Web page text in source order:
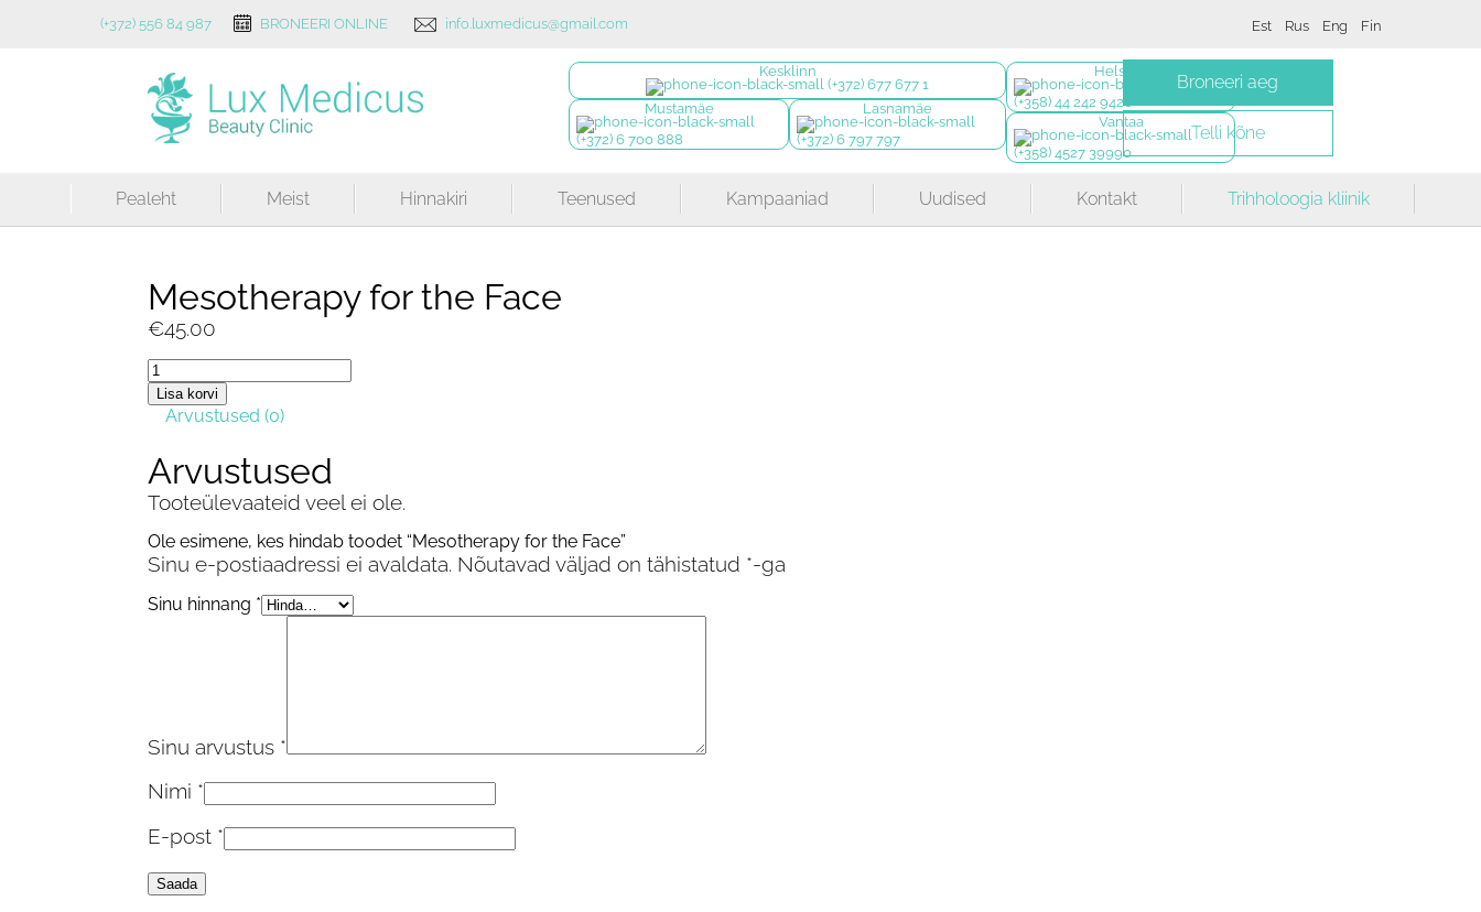
(+372) 556 84 987 BRONEERI ONLINE info.luxmedicus@gmail.com Est Rus Eng Fin
Kesklinn
(+372) 677 677 1
Mustamäe
(+372) 6 700 888
Lasnamäe
(+372) 6 797 797
Helsinki
(+358) 44 242 9420
Vantaa
(+358) 4527 39990
Broneeri aeg
Telli kõne
Pealeht Meist Hinnakiri Teenused Kampaaniad Uudised Kontakt Trihholoogia kliinik
Mesotherapy for the Face
€45.00
Mesotherapy
for
the
Face
Lisa korvi
Arvustused (0)
Arvustused
Tooteülevaateid veel ei ole.
Ole esimene, kes hindab toodet “Mesotherapy for the Face”
Sinu e-postiaadressi ei avaldata. Nõutavad väljad on tähistatud *-ga
Sinu hinnang *
Sinu arvustus *
Nimi *
E-post *